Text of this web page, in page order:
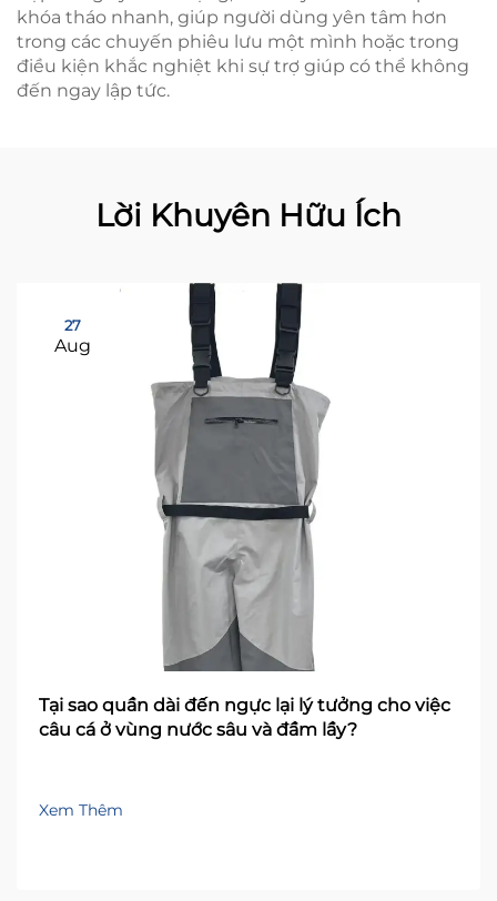
khóa tháo nhanh, giúp người dùng yên tâm hơn
trong các chuyến phiêu lưu một mình hoặc trong
điều kiện khắc nghiệt khi sự trợ giúp có thể không
đến ngay lập tức.
Lời Khuyên Hữu Ích
27
Aug
Tại sao quần dài đến ngực lại lý tưởng cho việc
câu cá ở vùng nước sâu và đầm lầy?
Xem Thêm